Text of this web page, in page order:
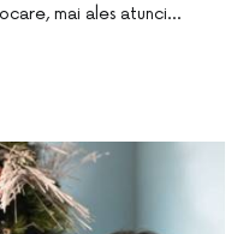
mai ales atunci…